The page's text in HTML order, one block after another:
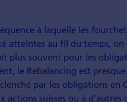
à laquelle les
atteintes au fil du temps, on
plus souvent pour les
le Rebalancing est presque
par les obligations en
actions suisses ou à d'autres